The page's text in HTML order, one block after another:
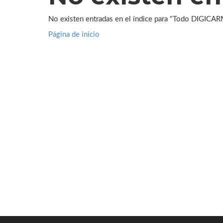
No existen entradas en el índice para "Todo
Página de inicio